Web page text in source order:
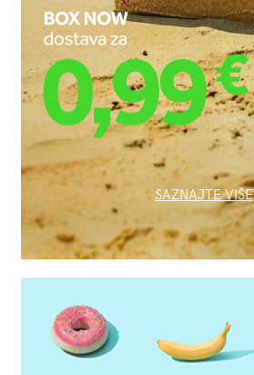
SAZNAJTE VIŠE